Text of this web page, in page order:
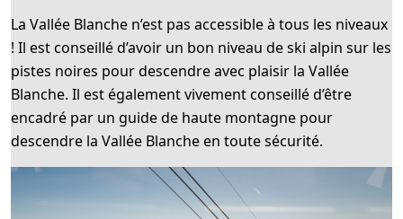
La Vallée Blanche n’est pas accessible à tous les niveaux
! Il est conseillé d’avoir un bon niveau de ski alpin sur les
pistes noires pour descendre avec plaisir la Vallée
Blanche. Il est également vivement conseillé d’être
encadré par un guide de haute montagne pour
descendre la Vallée Blanche en toute sécurité.